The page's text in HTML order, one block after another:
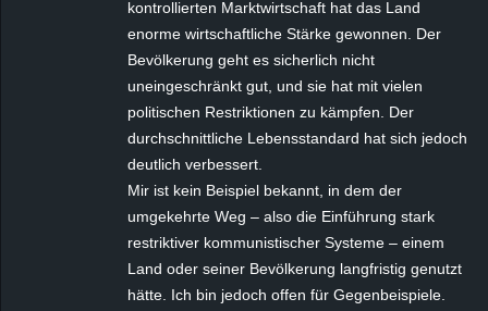
kontrollierten Marktwirtschaft hat das Land
enorme wirtschaftliche Stärke gewonnen. Der
Bevölkerung geht es sicherlich nicht
uneingeschränkt gut, und sie hat mit vielen
politischen Restriktionen zu kämpfen. Der
durchschnittliche Lebensstandard hat sich jedoch
deutlich verbessert.
Mir ist kein Beispiel bekannt, in dem der
umgekehrte Weg – also die Einführung stark
restriktiver kommunistischer Systeme – einem
Land oder seiner Bevölkerung langfristig genutzt
hätte. Ich bin jedoch offen für Gegenbeispiele.